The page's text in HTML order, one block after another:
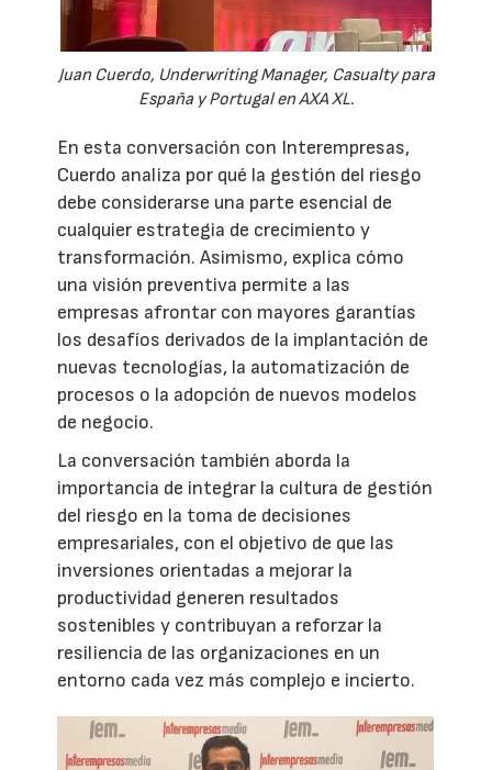
Juan Cuerdo, Underwriting Manager, Casualty para
España y Portugal en AXA XL.
En esta conversación con Interempresas,
Cuerdo analiza por qué la gestión del riesgo
debe considerarse una parte esencial de
cualquier estrategia de crecimiento y
transformación. Asimismo, explica cómo
una visión preventiva permite a las
empresas afrontar con mayores garantías
los desafíos derivados de la implantación de
nuevas tecnologías, la automatización de
procesos o la adopción de nuevos modelos
de negocio.
La conversación también aborda la
importancia de integrar la cultura de gestión
del riesgo en la toma de decisiones
empresariales, con el objetivo de que las
inversiones orientadas a mejorar la
productividad generen resultados
sostenibles y contribuyan a reforzar la
resiliencia de las organizaciones en un
entorno cada vez más complejo e incierto.